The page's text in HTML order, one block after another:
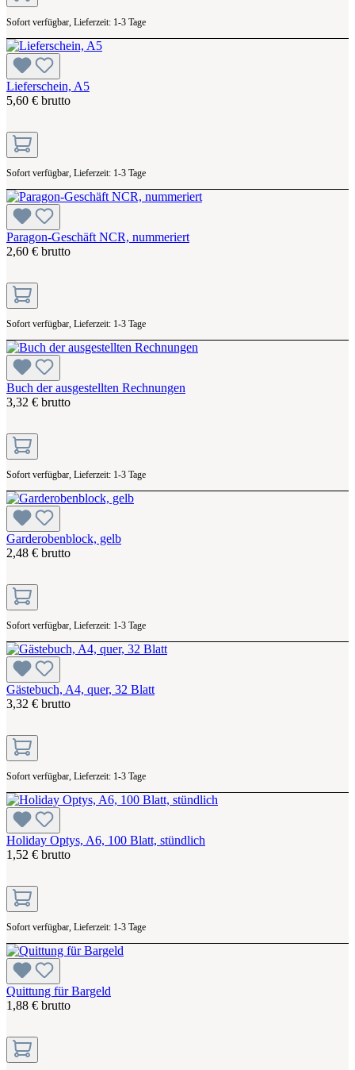
Sofort verfügbar, Lieferzeit: 1-3 Tage
Lieferschein, A5
5,60 € brutto
Sofort verfügbar, Lieferzeit: 1-3 Tage
Paragon-Geschäft NCR, nummeriert
2,60 € brutto
Sofort verfügbar, Lieferzeit: 1-3 Tage
Buch der ausgestellten Rechnungen
3,32 € brutto
Sofort verfügbar, Lieferzeit: 1-3 Tage
Garderobenblock, gelb
2,48 € brutto
Sofort verfügbar, Lieferzeit: 1-3 Tage
Gästebuch, A4, quer, 32 Blatt
3,32 € brutto
Sofort verfügbar, Lieferzeit: 1-3 Tage
Holiday Optys, A6, 100 Blatt, stündlich
1,52 € brutto
Sofort verfügbar, Lieferzeit: 1-3 Tage
Quittung für Bargeld
1,88 € brutto